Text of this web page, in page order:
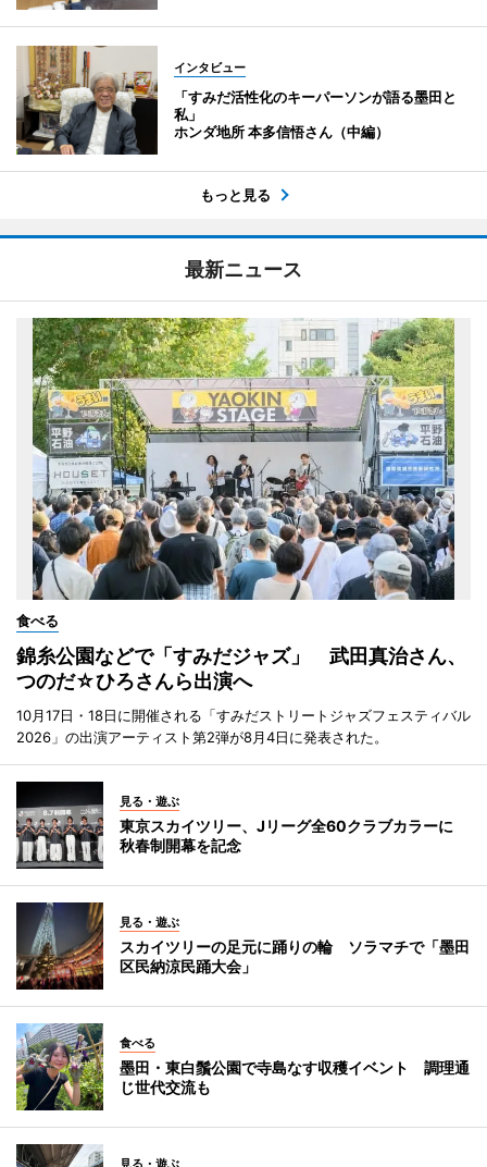
インタビュー
「すみだ活性化のキーパーソンが語る墨田と
私」
ホンダ地所 本多信悟さん（中編）
もっと見る
最新ニュース
食べる
錦糸公園などで「すみだジャズ」 武田真治さん、
つのだ☆ひろさんら出演へ
10月17日・18日に開催される「すみだストリートジャズフェスティバル
2026」の出演アーティスト第2弾が8月4日に発表された。
見る・遊ぶ
東京スカイツリー、Jリーグ全60クラブカラーに
秋春制開幕を記念
見る・遊ぶ
スカイツリーの足元に踊りの輪 ソラマチで「墨田
区民納涼民踊大会」
食べる
墨田・東白鬚公園で寺島なす収穫イベント 調理通
じ世代交流も
見る・遊ぶ